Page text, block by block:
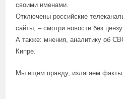
своими именами.
Отключены российские
сайты, – смотри новости без
А также: мнения, аналитику об
Кипре.
Мы ищем правду, излагаем факты